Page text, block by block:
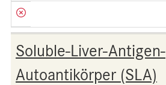
Soluble-Liver-Antigen-
Autoantikörper (SLA)